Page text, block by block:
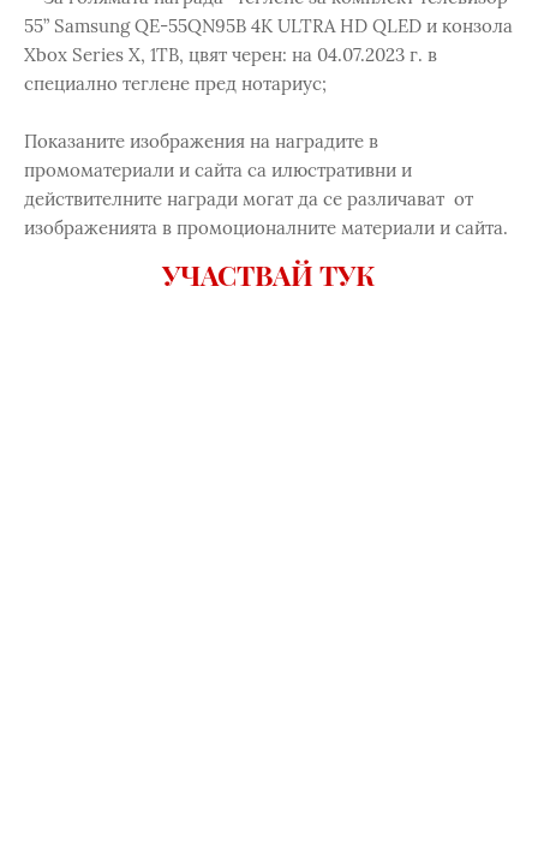
55” Samsung QE-55QN95B 4K ULTRA HD QLED и конзола
Xbox Series X, 1TB, цвят черен: на 04.07.2023 г. в
специално теглене пред нотариус;
Показаните изображения на наградите в
промоматериали и сайта са илюстративни и
действителните награди могат да се различават от
изображенията в промоционалните материали и сайта.
УЧАСТВАЙ ТУК